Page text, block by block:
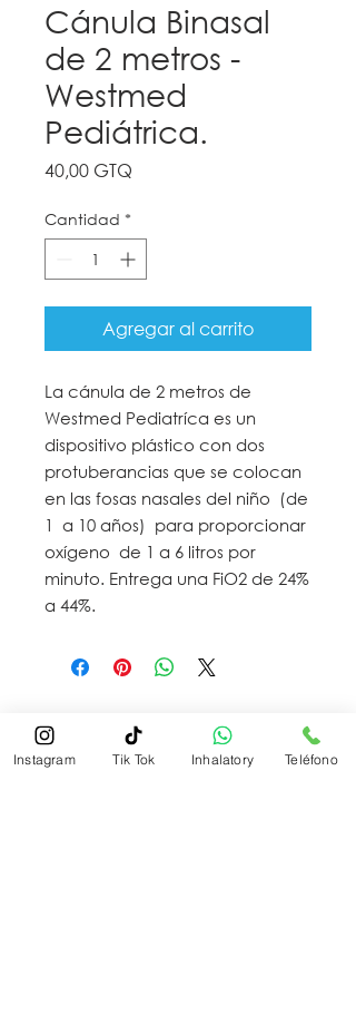
Cánula Binasal
de 2 metros -
Westmed
Pediátrica.
40,00 GTQ
Cantidad *
Agregar al carrito
La cánula de 2 metros de
Westmed Pediatríca es un
dispositivo plástico con dos
protuberancias que se colocan
en las fosas nasales del niño (de
1 a 10 años) para proporcionar
oxígeno de 1 a 6 litros por
minuto. Entrega una FiO2 de 24%
a 44%.
Instagram Tik Tok Inhalatory Teléfono